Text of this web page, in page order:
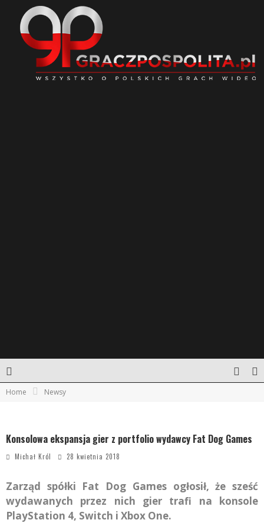
Home Newsy
Konsolowa ekspansja gier z portfolio wydawcy Fat Dog Games
Michał Król 28 kwietnia 2018
Zarząd spółki Fat Dog Games ogłosił, że sześć
wydawanych przez nich gier trafi na konsole
PlayStation 4, Switch i Xbox One.